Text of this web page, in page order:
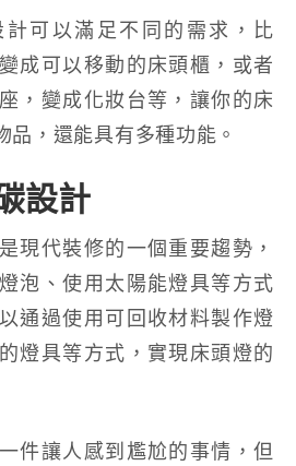
可以滿足不同的需求，比
成可以移動的床頭櫃，或者
，變成化妝台等，讓你的床
品，還能具有多種功能。
設計
現代裝修的一個重要趨勢，
泡、使用太陽能燈具等方式
通過使用可回收材料製作燈
燈具等方式，實現床頭燈的
件讓人感到尷尬的事情，但